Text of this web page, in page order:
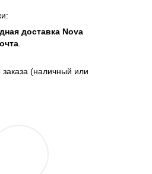
доставка Nova
(наличный или